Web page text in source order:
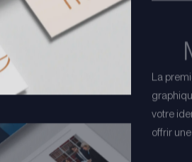
La
votre
offrir